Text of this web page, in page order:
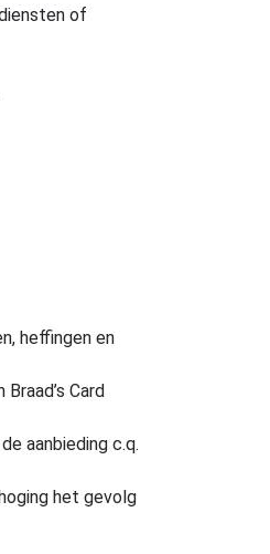
of
heffingen en
Card
aanbieding c.q.
het gevolg